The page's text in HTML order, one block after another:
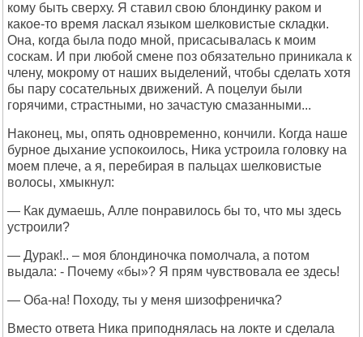
кому быть сверху. Я ставил свою блондинку раком и
какое-то время ласкал языком шелковистые складки.
Она, когда была подо мной, присасывалась к моим
соскам. И при любой смене поз обязательно приникала к
члену, мокрому от наших выделений, чтобы сделать хотя
бы пару сосательных движений. А поцелуи были
горячими, страстными, но зачастую смазанными...
Наконец, мы, опять одновременно, кончили. Когда наше
бурное дыхание успокоилось, Ника устроила головку на
моем плече, а я, перебирая в пальцах шелковистые
волосы, хмыкнул:
— Как думаешь, Алле понравилось бы то, что мы здесь
устроили?
— Дурак!.. – моя блондиночка помолчала, а потом
выдала: - Почему «бы»? Я прям чувствовала ее здесь!
— Оба-на! Походу, ты у меня шизофреничка?
Вместо ответа Ника приподнялась на локте и сделала